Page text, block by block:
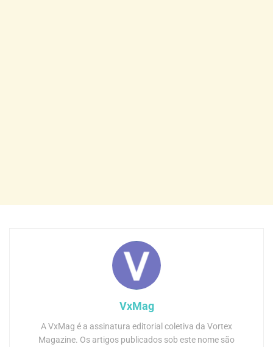
VxMag
A VxMag é a assinatura editorial coletiva da Vortex
Magazine. Os artigos publicados sob este nome são